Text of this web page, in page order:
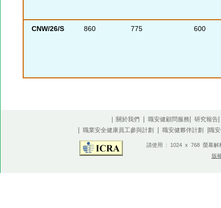
CNW/26/S 860 775 600
| 關於我們| 職安健顧問服務 研究報告
職業安全健康員工參與計劃 職安健夥伴計劃 職
請使用 : 1024 x 768 螢幕解
版